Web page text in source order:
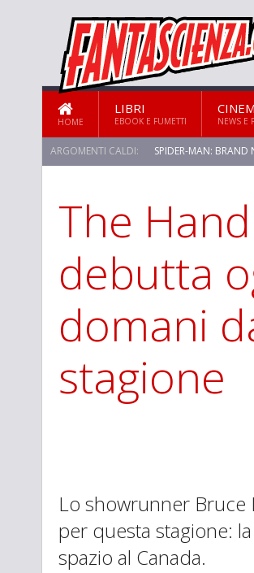
HOME
LIBRI
EBOOK E FUMETTI NEWS E
ARGOMENTI CALDI: SPIDER-MAN: BRAND
The
debutta
domani
stagione
Lo showrunner Bruce
per questa stagione:
spazio al Canada.